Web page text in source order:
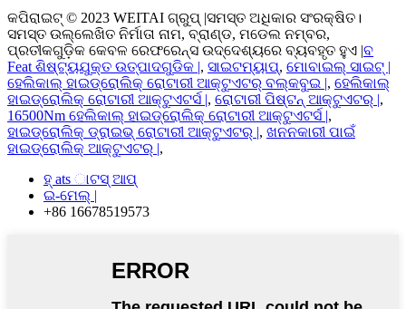
କପିରାଇଟ୍ © 2023 WEITAI ଗ୍ରୁପ୍ |ସମସ୍ତ ଅଧିକାର ସଂରକ୍ଷିତ।
ସମସ୍ତ ଉଲ୍ଲେଖିତ ନିର୍ମାତା ନାମ, ବ୍ରାଣ୍ଡ, ମଡେଲ ନମ୍ବର,
ପ୍ରତୀକଗୁଡ଼ିକ କେବଳ ରେଫରେନ୍ସ ଉଦ୍ଦେଶ୍ୟରେ ବ୍ୟବହୃତ ହୁଏ |ବ
Feat ଶିଷ୍ଟ୍ୟଯୁକ୍ତ ଉତ୍ପାଦଗୁଡିକ |, ସାଇଟମ୍ୟାପ୍, ମୋବାଇଲ୍ ସାଇଟ୍ |
ହେଲିକାଲ୍ ହାଇଡ୍ରୋଲିକ୍ ରୋଟାରୀ ଆକ୍ଟୁଏଟର୍ ବଲ୍କବୁଇ |, ହେଲିକାଲ୍
ହାଇଡ୍ରୋଲିକ୍ ରୋଟାରୀ ଆକ୍ଟୁଏଟର୍ସ |, ରୋଟାରୀ ପିଷ୍ଟନ୍ ଆକ୍ଟୁଏଟର୍ |,
16500Nm ହେଲିକାଲ୍ ହାଇଡ୍ରୋଲିକ୍ ରୋଟାରୀ ଆକ୍ଟୁଏଟର୍ସ |,
ହାଇଡ୍ରୋଲିକ୍ ଡ୍ରାଇଭ୍ ରୋଟାରୀ ଆକ୍ଟୁଏଟର୍ |, ଖନନକାରୀ ପାଇଁ
ହାଇଡ୍ରୋଲିକ୍ ଆକ୍ଟୁଏଟର୍ |,
ହ୍ ats ାଟସ୍ ଆପ୍
ଇ-ମେଲ୍ |
+86 16678519573